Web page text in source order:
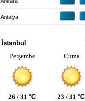
Antalya
İstanbul
Perşembe
Cuma
26 / 31 °C 23 / 31 °C